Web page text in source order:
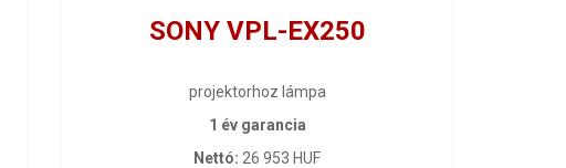
SONY VPL-EX250
projektorhoz lámpa
1 év garancia
Nettó: 26 953 HUF